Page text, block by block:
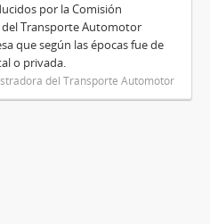
por la Comisión
Transporte Automotor
que según las épocas fue de
o privada.
del Transporte Automotor